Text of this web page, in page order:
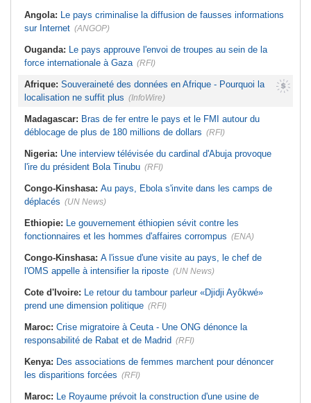
Angola: Le pays criminalise la diffusion de fausses informations
sur Internet (ANGOP)
Ouganda: Le pays approuve l'envoi de troupes au sein de la
force internationale à Gaza (RFI)
Afrique: Souveraineté des données en Afrique - Pourquoi la
localisation ne suffit plus (InfoWire)
Madagascar: Bras de fer entre le pays et le FMI autour du
déblocage de plus de 180 millions de dollars (RFI)
Nigeria: Une interview télévisée du cardinal d'Abuja provoque
l'ire du président Bola Tinubu (RFI)
Congo-Kinshasa: Au pays, Ebola s'invite dans les camps de
déplacés (UN News)
Ethiopie: Le gouvernement éthiopien sévit contre les
fonctionnaires et les hommes d'affaires corrompus (ENA)
Congo-Kinshasa: A l'issue d'une visite au pays, le chef de
l'OMS appelle à intensifier la riposte (UN News)
Cote d'Ivoire: Le retour du tambour parleur «Djidji Ayôkwé»
prend une dimension politique (RFI)
Maroc: Crise migratoire à Ceuta - Une ONG dénonce la
responsabilité de Rabat et de Madrid (RFI)
Kenya: Des associations de femmes marchent pour dénoncer
les disparitions forcées (RFI)
Maroc: Le Royaume prévoit la construction d'une usine de